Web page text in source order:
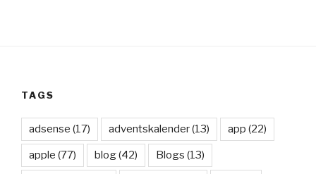
TAGS
adsense (17) adventskalender(13) app (22)
apple (77) blog(42) Blogs (13)